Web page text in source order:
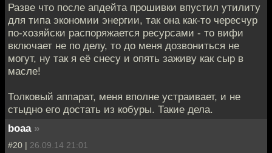
Разве что после апдейта прошивки впустил утилиту
для типа экономии энергии, так она как-то чересчур
по-хозяйски распоряжается ресурсами - то вифи
включает не по делу, то до меня дозвониться не
могут, ну так я её снесу и опять заживу как сыр в
масле!
Толковый аппарат, меня вполне устраивает, и не
стыдно его достать из кобуры. Такие дела.
boaa »
#20 | 26.09.14 21:01